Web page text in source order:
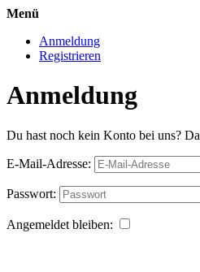
Menü
Anmeldung
Registrieren
Anmeldung
Du hast noch kein Konto bei uns?
E-Mail-Adresse:
Passwort:
Angemeldet bleiben: